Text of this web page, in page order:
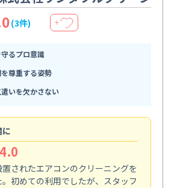
(3件) ＋
るプロ意識
尊重する姿勢
いを欠かさない
4.0
されたエアコンのクリーニングを
初めての利用でしたが、スタッフ